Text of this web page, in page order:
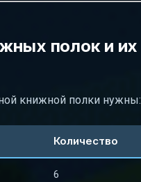
полок и их
книжной полки нужны:
Количество
6